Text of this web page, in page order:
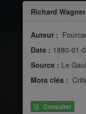
Richard Wagner
Auteur :
Date : 1880-01-
Source : Le
Mots clés :
Consulter